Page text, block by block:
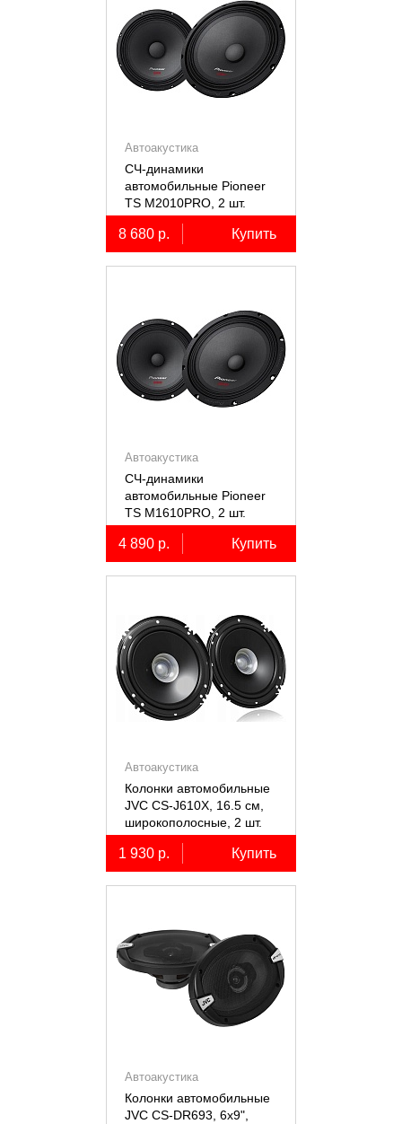
Автоакустика
СЧ-динамики
автомобильные Pioneer
TS M2010PRO, 2 шт.
8 680 р. Купить
Автоакустика
СЧ-динамики
автомобильные Pioneer
TS M1610PRO, 2 шт.
4 890 р. Купить
Автоакустика
Колонки автомобильные
JVC CS-J610X, 16.5 см,
широкополосные, 2 шт.
1 930 р. Купить
Автоакустика
Колонки автомобильные
JVC CS-DR693, 6х9",